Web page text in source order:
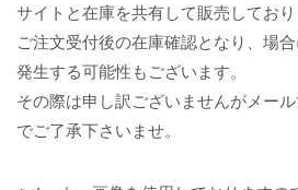
サイトと在庫を共有して販売しており
ご注文受付後の在庫確認となり、場
発生する可能性もございます。
その際は申し訳ございませんがメー
でご了承下さいませ。